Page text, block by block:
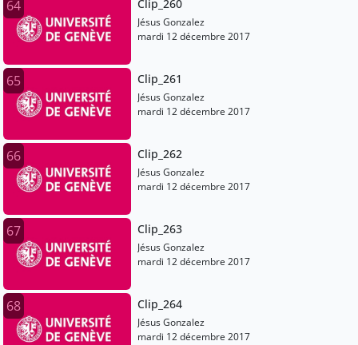
64 Clip_260
Jésus Gonzalez
mardi 12 décembre 2017
65 Clip_261
Jésus Gonzalez
mardi 12 décembre 2017
66 Clip_262
Jésus Gonzalez
mardi 12 décembre 2017
67 Clip_263
Jésus Gonzalez
mardi 12 décembre 2017
68 Clip_264
Jésus Gonzalez
mardi 12 décembre 2017